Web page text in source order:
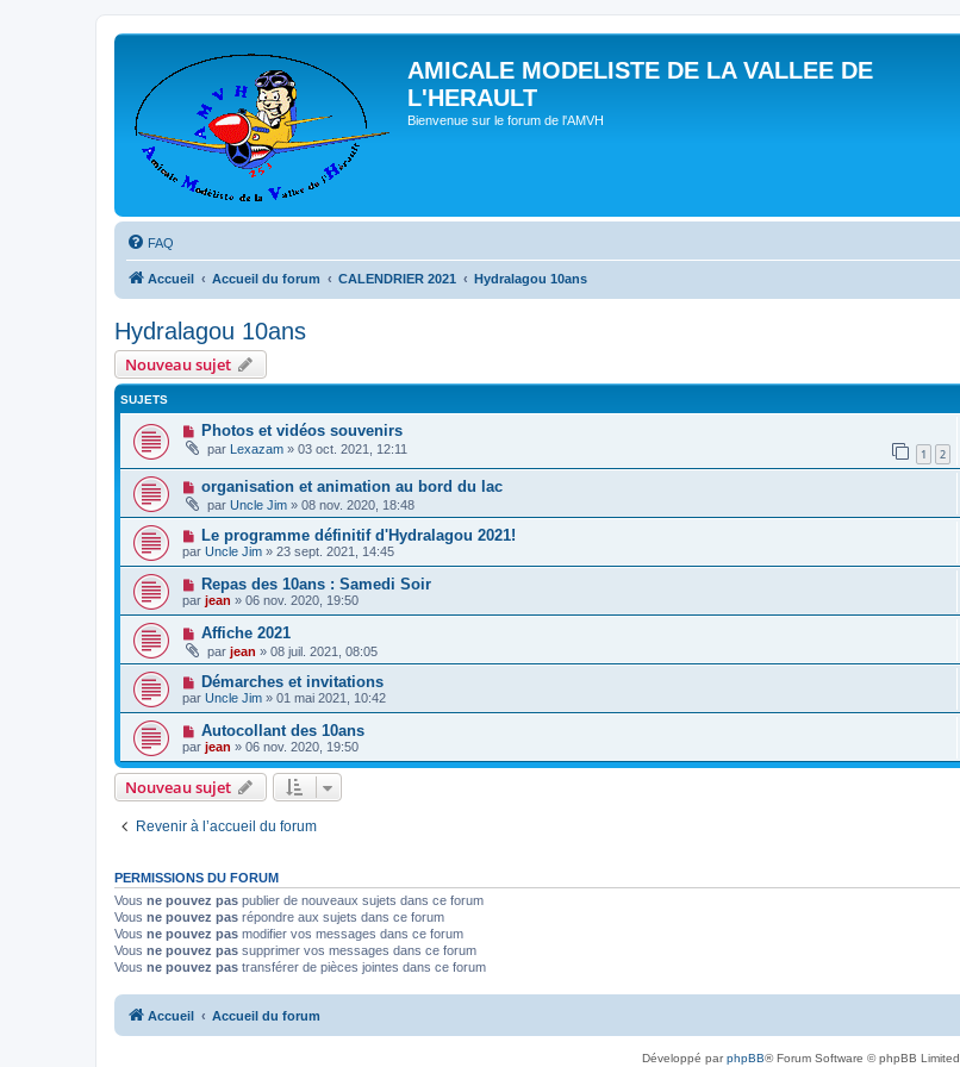
AMICALE MODELISTE DE LA VALLEE DE
L'HERAULT
Bienvenue sur le forum de l'AMVH
FAQ
Accueil Accueil du forum CALENDRIER 2021 Hydralagou 10ans
Hydralagou 10ans
Nouveau sujet
SUJETS
Photos et vidéos souvenirs
par Lexazam » 03 oct. 2021, 12:11 1 2
organisation et animation au bord du lac
par Uncle Jim » 08 nov. 2020, 18:48
Le programme définitif d'Hydralagou 2021!
par Uncle Jim » 23 sept. 2021, 14:45
Repas des 10ans : Samedi Soir
par jean » 06 nov. 2020, 19:50
Affiche 2021
par jean » 08 juil. 2021, 08:05
Démarches et invitations
par Uncle Jim » 01 mai 2021, 10:42
Autocollant des 10ans
par jean » 06 nov. 2020, 19:50
Nouveau sujet
Revenir à l’accueil du forum
PERMISSIONS DU FORUM
Vous ne pouvez pas publier de nouveaux sujets dans ce forum
Vous ne pouvez pas répondre aux sujets dans ce forum
Vous ne pouvez pas modifier vos messages dans ce forum
Vous ne pouvez pas supprimer vos messages dans ce forum
Vous ne pouvez pas transférer de pièces jointes dans ce forum
Accueil Accueil du forum
Développé parphpBB® Forum Software © phpBB Limited